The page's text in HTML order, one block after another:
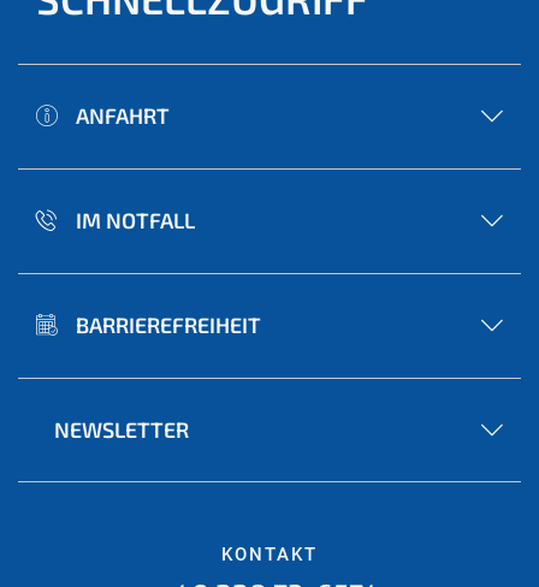
ANFAHRT
IM NOTFALL
BARRIEREFREIHEIT
NEWSLETTER
KONTAKT